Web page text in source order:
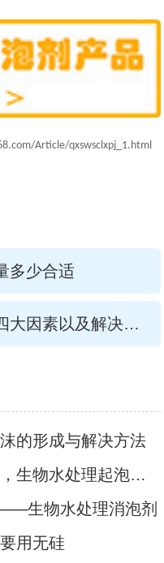
Article/qxswsclxpj_1.html
多少合适
纺织印染起泡的四大因素以及解决方案
的形成与解决方法
遇到生物水处理消泡剂后，生物水处理起泡不再是难题
生物水处理消泡剂
用无硅